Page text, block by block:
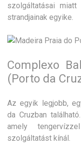
szolgáltatásai
strandjainak egyike.
Complexo
(Porto da
Az egyik legjobb,
da Cruzban
amely
szolgáltatást kínál.